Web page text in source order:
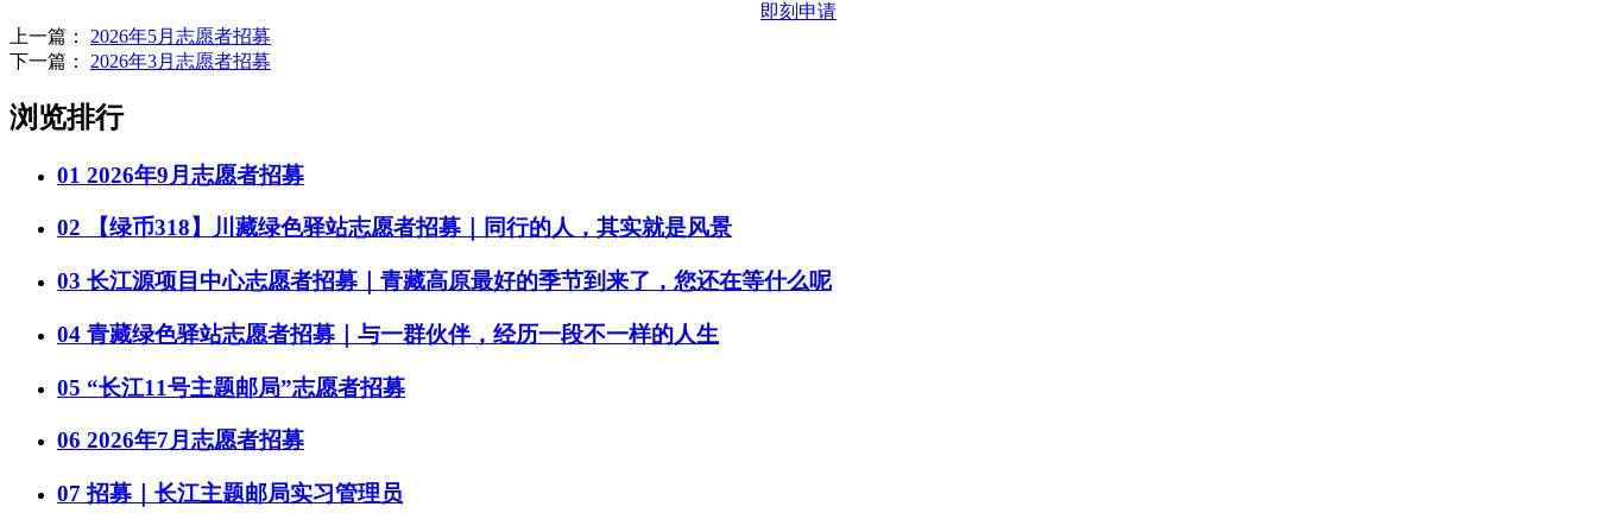
即刻申请
上一篇： 2026年5月志愿者招募
下一篇： 2026年3月志愿者招募
浏览排行
01 2026年9月志愿者招募
02 【绿币318】川藏绿色驿站志愿者招募｜同行的人，其实就是风景
03 长江源项目中心志愿者招募｜青藏高原最好的季节到来了，您还在等什么呢
04 青藏绿色驿站志愿者招募｜与一群伙伴，经历一段不一样的人生
05 “长江11号主题邮局”志愿者招募
06 2026年7月志愿者招募
07 招募｜长江主题邮局实习管理员